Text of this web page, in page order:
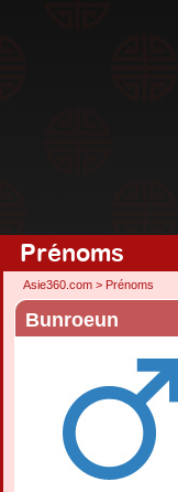
Prénoms
Asie360.com > Prénoms
Bunroeun